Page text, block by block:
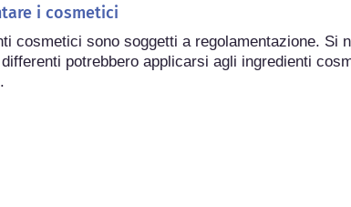
i cosmetici
cosmetici sono soggetti a regolamentazione. Si
potrebbero applicarsi agli ingredienti